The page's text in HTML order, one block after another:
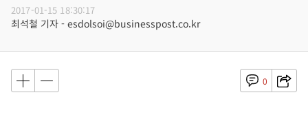
2017-01-15 18:30:17
최석철 기자 - esdolsoi@businesspost.co.kr
0